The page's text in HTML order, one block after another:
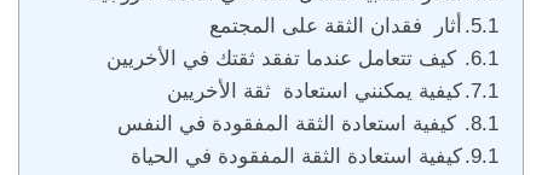
أثار فقدان الثقة على المجتمع
كيف تتعامل عندما تفقد ثقتك في الأخريين
كيفية يمكنني استعادة ثقة الأخريين
كيفية استعادة الثقة المفقودة في النفس
كيفية استعادة الثقة المفقودة في الحياة